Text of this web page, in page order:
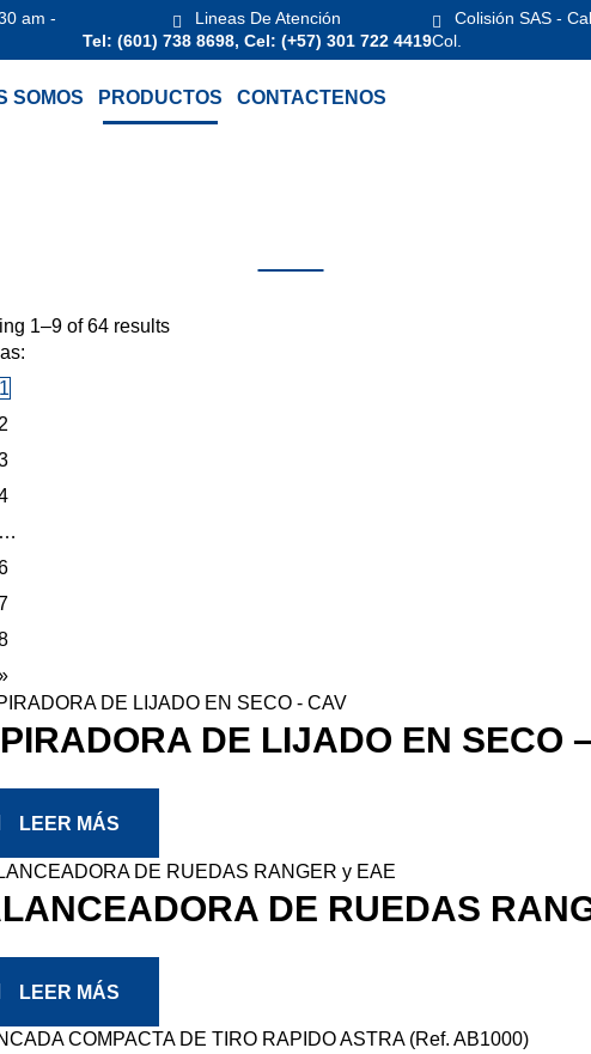
am -
Lineas De Atención
Tel: (601) 738 8698, Cel: (+57) 301 722 4419
Colisión SAS -
Col.
SOMOS PRODUCTOS CONTACTENOS
1–9 of 64 results
1
2
…
DE LIJADO EN SECO
LEER MÁS
DE RUEDAS
LEER MÁS